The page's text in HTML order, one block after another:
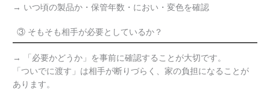
→ いつ頃の製品か・保管年数・におい・変色を確認
③ そもそも相手が必要としているか？
→ 「必要かどうか」を事前に確認することが大切です。
「ついでに渡す」は相手が断りづらく、家の負担になることが
あります。